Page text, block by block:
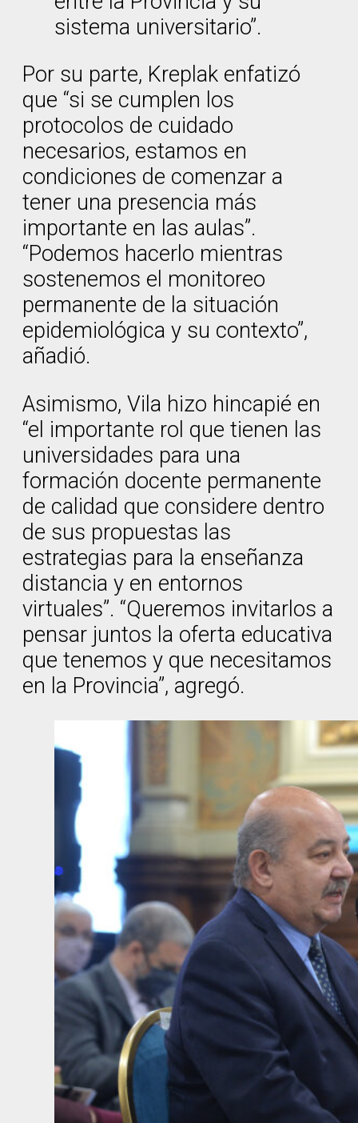
sistema universitario”.
Por su parte, Kreplak enfatizó
que “si se cumplen los
protocolos de cuidado
necesarios, estamos en
condiciones de comenzar a
tener una presencia más
importante en las aulas”.
“Podemos hacerlo mientras
sostenemos el monitoreo
permanente de la situación
epidemiológica y su contexto”,
añadió.
Asimismo, Vila hizo hincapié en
“el importante rol que tienen las
universidades para una
formación docente permanente
de calidad que considere dentro
de sus propuestas las
estrategias para la enseñanza
distancia y en entornos
virtuales”. “Queremos invitarlos a
pensar juntos la oferta educativa
que tenemos y que necesitamos
en la Provincia”, agregó.